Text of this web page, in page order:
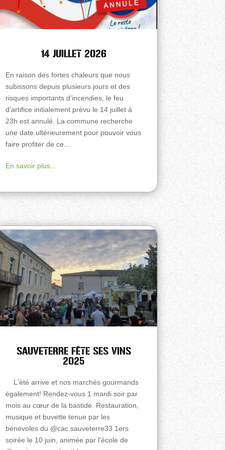
14 JUILLET 2026
En raison des fortes chaleurs que nous
subissons depuis plusieurs jours et des
risques importants d’incendies, le feu
d’artifice initialement prévu le 14 juillet à
23h est annulé. La commune recherche
une date ultérieurement pour pouvoir vous
faire profiter de ce...
En savoir plus...
SAUVETERRE FÊTE SES VINS
2025
L'été arrive et nos marchés gourmands
également! Rendez-vous 1 mardi soir par
mois au cœur de la bastide. Restauration,
musique et buvette tenue par les
bénévoles du @cac.sauveterre33 1ers
soirée le 10 juin, animée par l'école de